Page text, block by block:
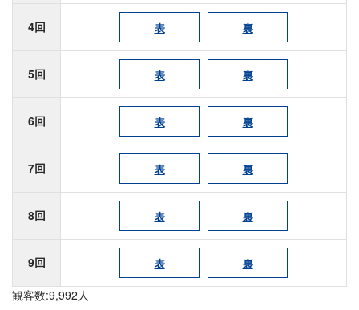
4回 表 裏
5回 表 裏
6回 表 裏
7回 表 裏
8回 表 裏
9回 表 裏
観客数:9,992人